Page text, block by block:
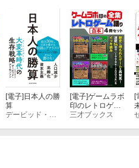
作を画面に反映させる電子回
本製ビデオゲームを支えた
感を盛り上げるハンドルとペ
アーケードゲームに投入され
[電子]日本人の勝
算
[電子]ゲームラボ
印のレトロゲー
ム語り［全集］
三才ブックス
[